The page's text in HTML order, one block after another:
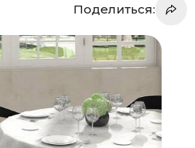
Поделиться: